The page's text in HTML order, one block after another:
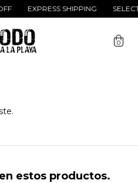
EXPRESS SHIPPING
0
estos productos.